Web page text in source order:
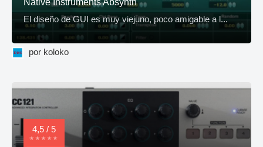
El diseño de GUI es muy viejuno, poco amigable a l...
por koloko
4,5 / 5